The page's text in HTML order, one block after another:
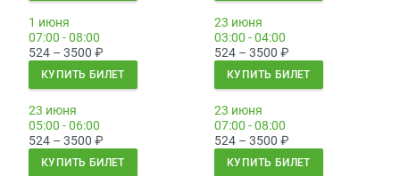
1 июня
07:00 - 08:00
524 – 3500 ₽
КУПИТЬ БИЛЕТ
23 июня
03:00 - 04:00
524 – 3500 ₽
КУПИТЬ БИЛЕТ
23 июня
05:00 - 06:00
524 – 3500 ₽
КУПИТЬ БИЛЕТ
23 июня
07:00 - 08:00
524 – 3500 ₽
КУПИТЬ БИЛЕТ